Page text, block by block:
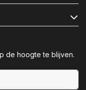
de hoogte te blijven.